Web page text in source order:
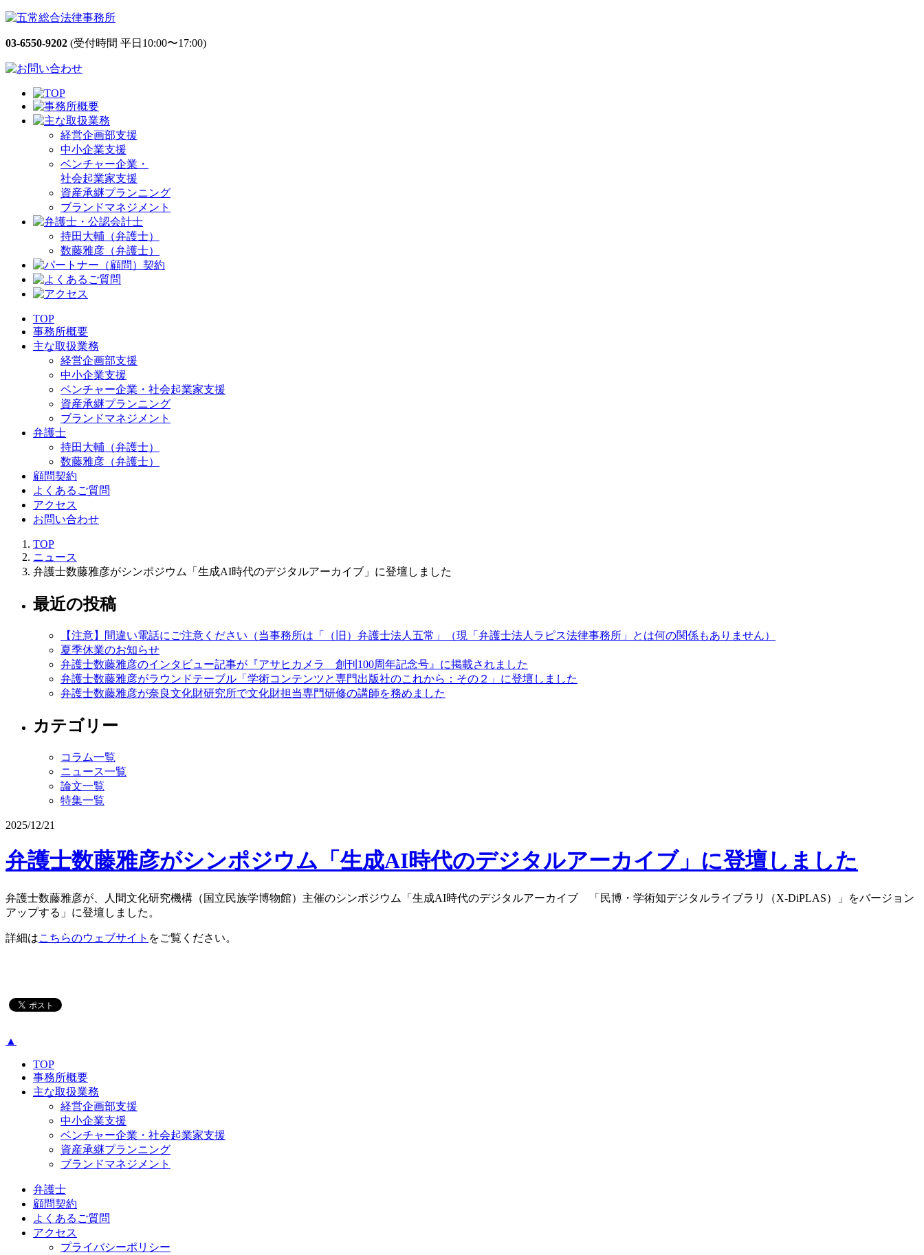
03-6550-9202 (受付時間 平日10:00〜17:00)
経営企画部支援
中小企業支援
ベンチャー企業・
社会起業家支援
資産承継プランニング
ブランドマネジメント
持田大輔（弁護士）
数藤雅彦（弁護士）
TOP
事務所概要
主な取扱業務
経営企画部支援
中小企業支援
ベンチャー企業・社会起業家支援
資産承継プランニング
ブランドマネジメント
弁護士
持田大輔（弁護士）
数藤雅彦（弁護士）
顧問契約
よくあるご質問
アクセス
お問い合わせ
TOP
ニュース
弁護士数藤雅彦がシンポジウム「生成AI時代のデジタルアーカイブ」に登壇しました
最近の投稿
【注意】間違い電話にご注意ください（当事務所は「（旧）弁護士法人五常」（現「弁護士法人ラピス法律事務所」とは何の関係もありません）
夏季休業のお知らせ
弁護士数藤雅彦のインタビュー記事が『アサヒカメラ 創刊100周年記念号』に掲載されました
弁護士数藤雅彦がラウンドテーブル「学術コンテンツと専門出版社のこれから：その２」に登壇しました
弁護士数藤雅彦が奈良文化財研究所で文化財担当専門研修の講師を務めました
カテゴリー
コラム一覧
ニュース一覧
論文一覧
特集一覧
2025/12/21
弁護士数藤雅彦がシンポジウム「生成AI時代のデジタルアーカイブ」に登壇しました
弁護士数藤雅彦が、人間文化研究機構（国立民族学博物館）主催のシンポジウム「生成AI時代のデジタルアーカイブ 「民博・学術知デジタルライブラリ（X-DiPLAS）」をバージョン
アップする」に登壇しました。
詳細はこちらのウェブサイト をご覧ください。
▲
TOP
事務所概要
主な取扱業務
経営企画部支援
中小企業支援
ベンチャー企業・社会起業家支援
資産承継プランニング
ブランドマネジメント
弁護士
顧問契約
よくあるご質問
アクセス
プライバシーポリシー